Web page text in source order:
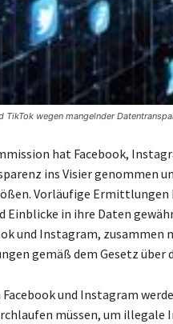
wegen mangelnder
hat Facebook,
ins Visier genommen
Vorläufige
Einblicke in ihre Daten
und Instagram,
gemäß dem Gesetz über
und Instagram
müssen, um illegale